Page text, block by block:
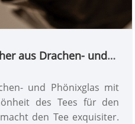
aus Drachen- und
und Phönixglas mit
des Tees für den
den Tee exquisiter.